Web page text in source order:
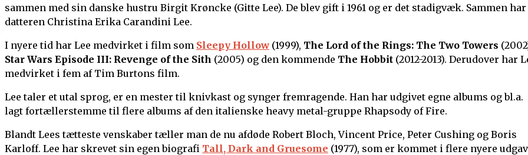
sammen med sin danske hustru Birgit Krøncke (Gitte Lee). De blev gift i 1961 og er det stadigvæk. Sammen har
datteren Christina Erika Carandini Lee.
I nyere tid har Lee medvirket i film som Sleepy Hollow (1999), The Lord of the Rings: The Two Towers
Star Wars Episode III: Revenge of the Sith (2005) og den kommende The Hobbit (2012-2013). Derudover har
medvirket i fem af Tim Burtons film.
Lee taler et utal sprog, er en mester til knivkast og synger fremragende. Han har udgivet egne albums og bl.a.
lagt fortællerstemme til flere albums af den italienske heavy metal-gruppe Rhapsody of Fire.
Blandt Lees tætteste venskaber tæller man de nu afdøde Robert Bloch, Vincent Price, Peter Cushing og Boris
Karloff. Lee har skrevet sin egen biografi Tall, Dark and Gruesome (1977), som er kommet i flere nyere